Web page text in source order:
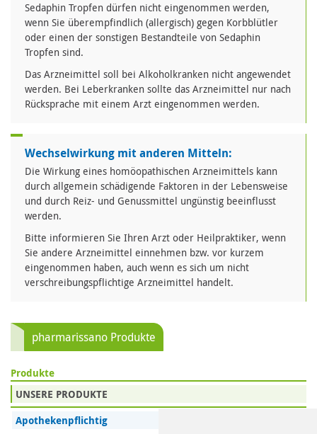
Sedaphin Tropfen dürfen nicht eingenommen werden,
wenn Sie überempfindlich (allergisch) gegen Korbblütler
oder einen der sonstigen Bestandteile von Sedaphin
Tropfen sind.
Das Arzneimittel soll bei Alkoholkranken nicht angewendet
werden. Bei Leberkranken sollte das Arzneimittel nur nach
Rücksprache mit einem Arzt eingenommen werden.
Wechselwirkung mit anderen Mitteln:
Die Wirkung eines homöopathischen Arzneimittels kann
durch allgemein schädigende Faktoren in der Lebensweise
und durch Reiz- und Genussmittel ungünstig beeinflusst
werden.
Bitte informieren Sie Ihren Arzt oder Heilpraktiker, wenn
Sie andere Arzneimittel einnehmen bzw. vor kurzem
eingenommen haben, auch wenn es sich um nicht
verschreibungspflichtige Arzneimittel handelt.
pharmarissano Produkte
Produkte
UNSERE PRODUKTE
Apothekenpflichtig